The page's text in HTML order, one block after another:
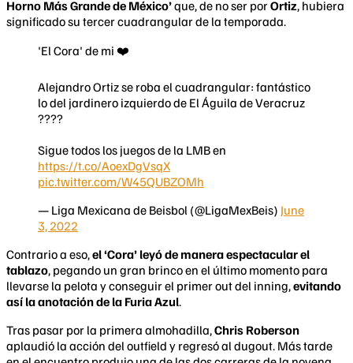
Horno Más Grande de México’que, de no ser porOrtiz, hubiera
significado su tercer cuadrangular de la temporada.
'El Cora' de mi ❤️️
Alejandro Ortiz se roba el cuadrangular: fantástico
lo del jardinero izquierdo de El Águila de Veracruz
????
Sigue todos los juegos de la LMB en
https://t.co/AoexDgVsqX
pic.twitter.com/W45QUBZOMh
— Liga Mexicana de Beisbol (@LigaMexBeis) June
3, 2022
Contrario a eso,el ‘Cora’ leyó de manera espectacular el
tablazo, pegando un gran brinco en el último momento para
llevarse la pelota y conseguir el primer out del inning,evitando
así la anotación de la Furia Azul.
Tras pasar por la primera almohadilla,Chris Roberson
aplaudió la acción del outfield y regresó al dugout. Más tarde